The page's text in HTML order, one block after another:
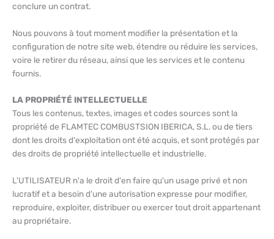
conclure un contrat.
Nous pouvons à tout moment modifier la présentation et la
configuration de notre site web, étendre ou réduire les services,
voire le retirer du réseau, ainsi que les services et le contenu
fournis.
LA PROPRIÉTÉ INTELLECTUELLE
Tous les contenus, textes, images et codes sources sont la
propriété de FLAMTEC COMBUSTSION IBERICA, S.L. ou de tiers
dont les droits d'exploitation ont été acquis, et sont protégés par
des droits de propriété intellectuelle et industrielle.
L'UTILISATEUR n'a le droit d'en faire qu'un usage privé et non
lucratif et a besoin d'une autorisation expresse pour modifier,
reproduire, exploiter, distribuer ou exercer tout droit appartenant
au propriétaire.